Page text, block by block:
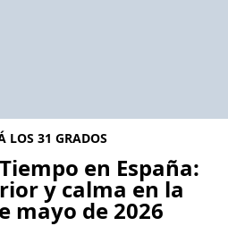
LOS 31 GRADOS
en España:
y calma en la
mayo de 2026